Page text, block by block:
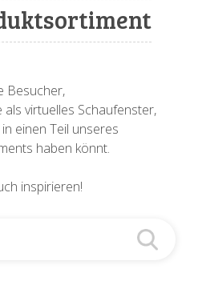
Besucher,
als virtuelles Schaufenster,
einen Teil unseres
haben könnt.
inspirieren!